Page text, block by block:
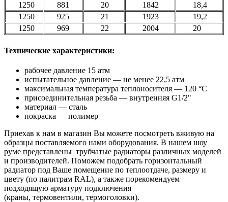
1250
881 20 1842
18,4
1250
925 21 1923
19,2
1250
969 22 2004 20
Технические характеристики:
рабочее давление 15 атм
испытательное давление — не менее 22,5 атм
максимальная температура теплоносителя — 120 °С
присоединительная резьба — внутренняя G1/2"
материал — сталь
покраска — полимер
Приехав к нам в магазин Вы можете посмотреть вживую на
образцы поставляемого нами оборудования. В нашем шоу
руме представлены трубчатые радиаторы различных моделей
и производителей. Поможем подобрать горизонтальный
радиатор под Ваше помещение по теплоотдаче, размеру и
цвету (по палитрам RAL), а также порекомендуем
подходящую арматуру подключения
(краны, термовентили, термоголовки).